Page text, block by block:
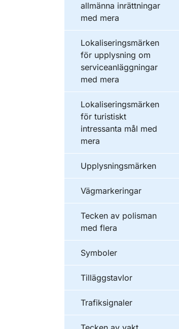
allmänna inrättningar
med mera
Lokaliseringsmärken
för upplysning om
serviceanläggningar
med mera
Lokaliseringsmärken
för turistiskt
intressanta mål med
mera
Upplysningsmärken
Vägmarkeringar
Tecken av polisman
med flera
Symboler
Tilläggstavlor
Trafiksignaler